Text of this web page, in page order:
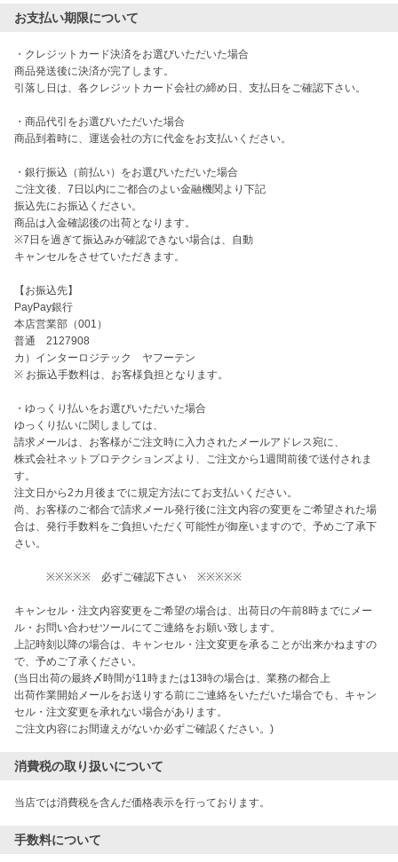
お支払い期限について
・クレジットカード決済をお選びいただいた場合
商品発送後に決済が完了します。
引落し日は、各クレジットカード会社の締め日、支払日をご確認下さい。
・商品代引をお選びいただいた場合
商品到着時に、運送会社の方に代金をお支払いください。
・銀行振込（前払い）をお選びいただいた場合
ご注文後、7日以内にご都合のよい金融機関より下記
振込先にお振込ください。
商品は入金確認後の出荷となります。
※7日を過ぎて振込みが確認できない場合は、自動
キャンセルをさせていただきます。
【お振込先】
PayPay銀行
本店営業部（001）
普通　2127908
カ）インターロジテック　ヤフーテン
※ お振込手数料は、お客様負担となります。
・ゆっくり払いをお選びいただいた場合
ゆっくり払いに関しましては、
請求メールは、お客様がご注文時に入力されたメールアドレス宛に、
株式会社ネットプロテクションズより、ご注文から1週間前後で送付されま
す。
注文日から2カ月後までに規定方法にてお支払いください。
尚、お客様のご都合で請求メール発行後に注文内容の変更をご希望された場
合は、発行手数料をご負担いただく可能性が御座いますので、予めご了承下
さい。
※※※※※　必ずご確認下さい　※※※※※
キャンセル・注文内容変更をご希望の場合は、出荷日の午前8時までにメー
ル・お問い合わせツールにてご連絡をお願い致します。
上記時刻以降の場合は、キャンセル・注文変更を承ることが出来かねますの
で、予めご了承ください。
(当日出荷の最終〆時間が11時または13時の場合は、業務の都合上
出荷作業開始メールをお送りする前にご連絡をいただいた場合でも、キャン
セル・注文変更を承れない場合があります。
ご注文内容にお間違えがないか必ずご確認ください。)
消費税の取り扱いについて
当店では消費税を含んだ価格表示を行っております。
手数料について